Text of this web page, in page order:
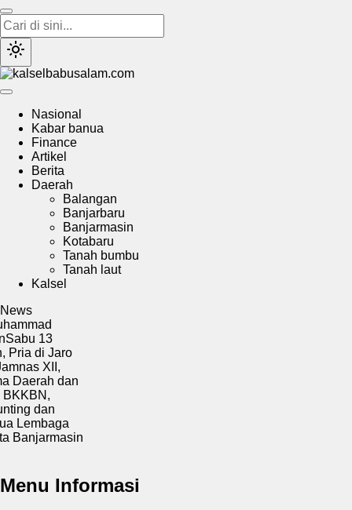
Nasional
Kabar banua
Finance
Artikel
Berita
Daerah
Balangan
Banjarbaru
Banjarmasin
Kotabaru
Tanah bumbu
Tanah laut
Kalsel
News
Jaro
dan
Menu Informasi